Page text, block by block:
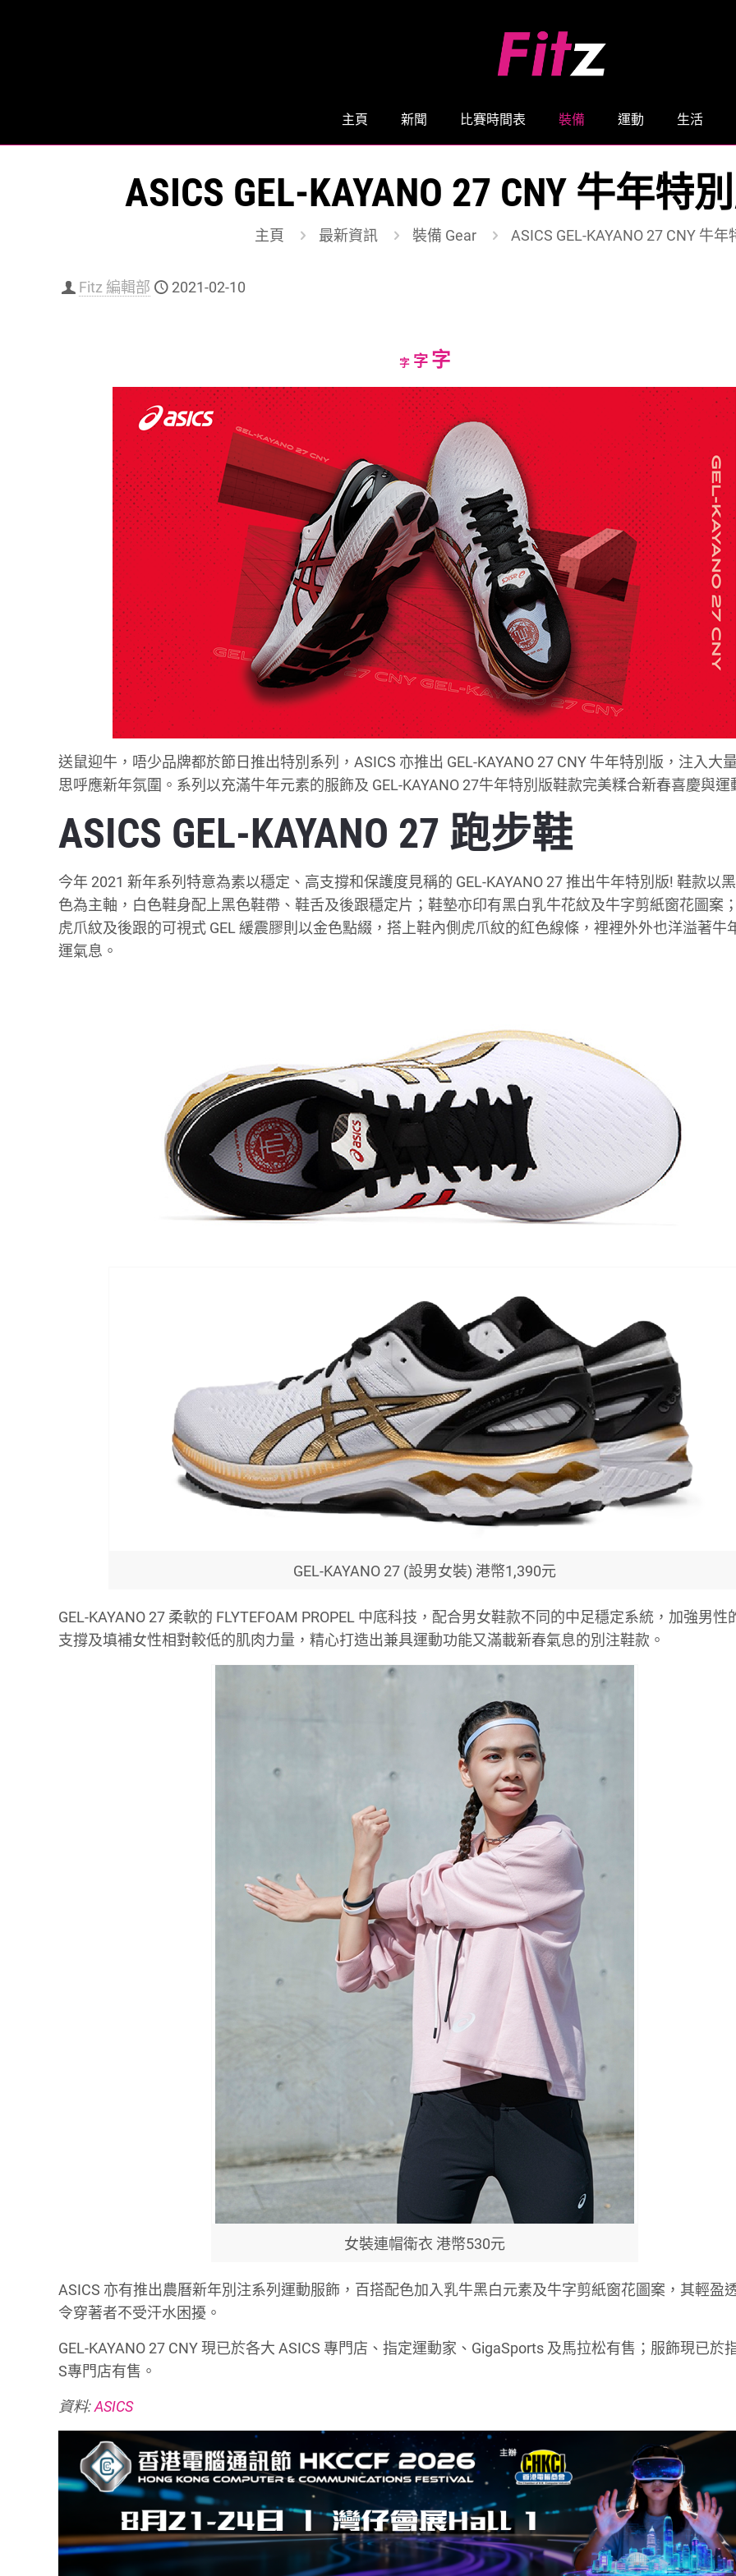
主頁 新聞 比賽時間表 裝備 運動 生活
ASICS GEL-KAYANO 27 CNY 牛年
主頁 最新資訊 裝備 Gear ASICS GEL-KAYANO 27 CNY 牛
Fitz 編輯部 2021-02-10
字Decrease
size.
字Reset
size.
字Increase
font
size.
送鼠迎牛，唔少品牌都於節日推出特別系列，ASICS 亦推出 GEL-KAYANO 27 CNY 牛年特別版，注入大
思呼應新年氛圍。系列以充滿牛年元素的服飾及 GEL-KAYANO 27牛年特別版鞋款完美糅合新春喜慶與運
ASICS GEL-KAYANO 27 跑步鞋
今年 2021 新年系列特意為素以穩定、高支撐和保護度見稱的 GEL-KAYANO 27 推出牛年特別版! 鞋款以
色為主軸，白色鞋身配上黑色鞋帶、鞋舌及後跟穩定片；鞋墊亦印有黑白乳牛花紋及牛字剪紙窗花圖案
虎爪紋及後跟的可視式 GEL 緩震膠則以金色點綴，搭上鞋內側虎爪紋的紅色線條，裡裡外外也洋溢著牛
運氣息。
GEL-KAYANO 27 (設男女裝) 港幣1,390元
GEL-KAYANO 27 柔軟的 FLYTEFOAM PROPEL 中底科技，配合男女鞋款不同的中足穩定系統，加強男性
支撐及填補女性相對較低的肌肉力量，精心打造出兼具運動功能又滿載新春氣息的別注鞋款。
女裝連帽衛衣 港幣530元
ASICS 亦有推出農曆新年別注系列運動服飾，百搭配色加入乳牛黑白元素及牛字剪紙窗花圖案，其輕盈
令穿著者不受汗水困擾。
GEL-KAYANO 27 CNY 現已於各大 ASICS 專門店、指定運動家、GigaSports 及馬拉松有售；服飾現已於
S專門店有售。
資料:ASICS